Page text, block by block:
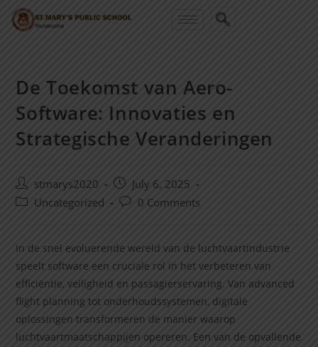
De Toekomst van Aero-
Software: Innovaties en
Strategische Veranderingen
stmarys2020
July 6, 2025
Uncategorized
0 Comments
In de snel evoluerende wereld van de luchtvaartindustrie
speelt software een cruciale rol in het verbeteren van
efficiëntie, veiligheid en passagierservaring. Van advanced
flight planning tot onderhoudssystemen, digitale
oplossingen transformeren de manier waarop
luchtvaartmaatschappijen opereren. Een van de opvallende